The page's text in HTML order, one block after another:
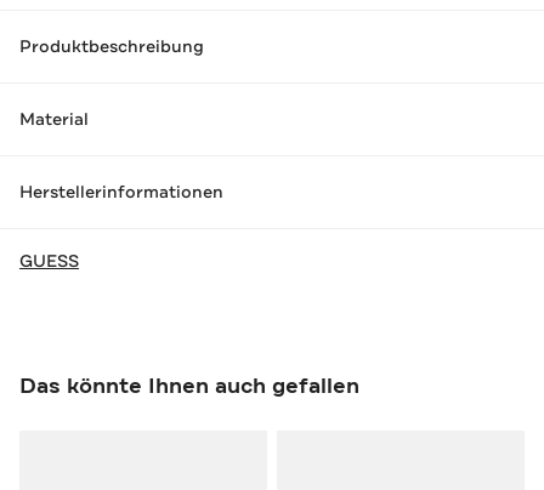
Produktbeschreibung
Material
Herstellerinformationen
GUESS
Das könnte Ihnen auch gefallen